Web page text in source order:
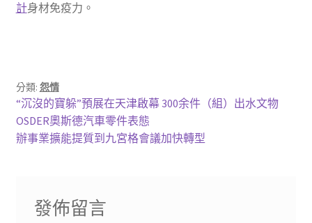
計身材免疫力。
分類: 怨情
文
章
上
一
篇
“沉沒的寶躲”預展在天津啟幕 300余件（組）出水文物
OSDER奧斯德汽車零件表態
下
辦事業擴能提質到九宮格會議加快轉型
發佈留言